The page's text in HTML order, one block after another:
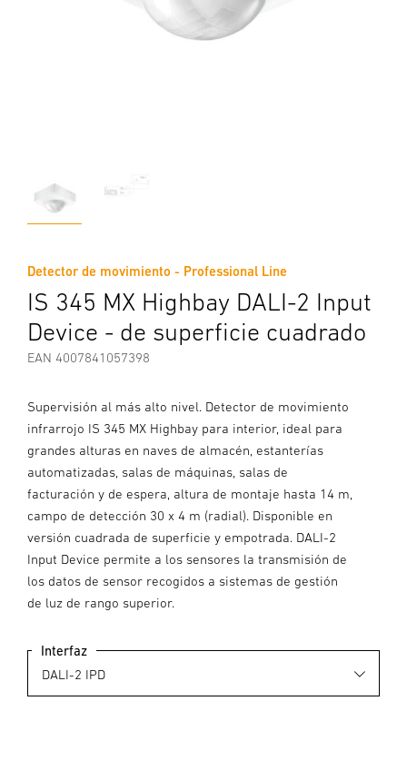
Detector de movimiento - Professional Line
IS 345 MX Highbay DALI-2 Input
Device - de superficie cuadrado
EAN 4007841057398
Supervisión al más alto nivel. Detector de movimiento
infrarrojo IS 345 MX Highbay para interior, ideal para
grandes alturas en naves de almacén, estanterías
automatizadas, salas de máquinas, salas de
facturación y de espera, altura de montaje hasta 14 m,
campo de detección 30 x 4 m (radial). Disponible en
versión cuadrada de superficie y empotrada. DALI-2
Input Device permite a los sensores la transmisión de
los datos de sensor recogidos a sistemas de gestión
de luz de rango superior.
Interfaz